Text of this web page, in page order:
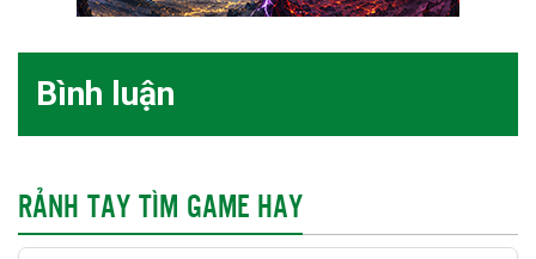
Bình luận
RẢNH TAY TÌM GAME HAY